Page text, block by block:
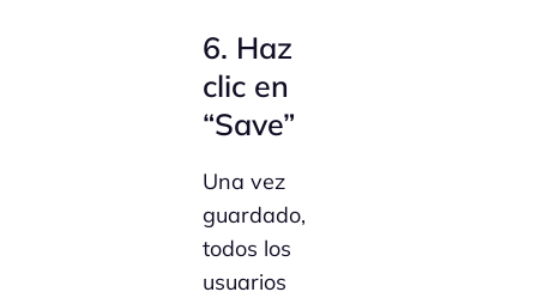
6. Haz
clic en
“Save”
Una vez
guardado,
todos los
usuarios